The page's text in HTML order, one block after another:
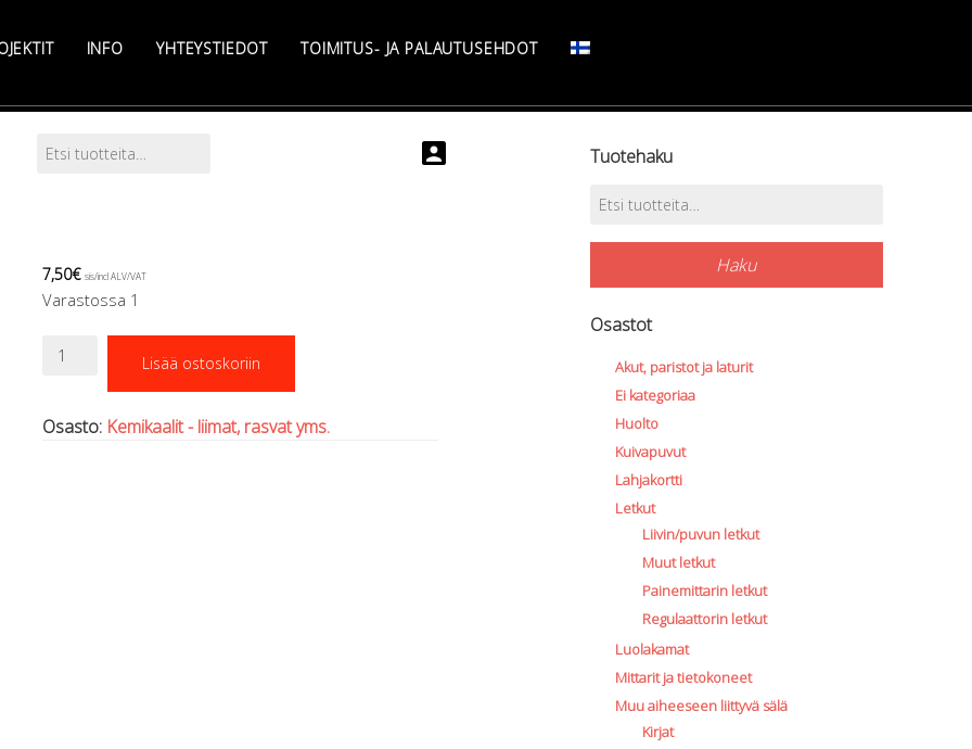
INFO YHTEYSTIEDOT TOIMITUS- JA PALAUTUSEHDOT
Etsi:
7,50€ sis/incl ALV/VAT
Varastossa 1
Aquasure
liima
pikkutuubit
määrä
Lisää ostoskoriin
Osasto: Kemikaalit - liimat, rasvat yms.
Tuotehaku
Etsi:
Haku
Osastot
Akut, paristot ja laturit
Ei kategoriaa
Huolto
Kuivapuvut
Lahjakortti
Letkut
Liivin/puvun letkut
Muut letkut
Painemittarin letkut
Regulaattorin letkut
Luolakamat
Mittarit ja tietokoneet
Muu aiheeseen liittyvä sälä
Kirjat